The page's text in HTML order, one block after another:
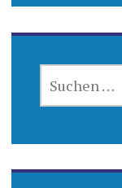
NACH: